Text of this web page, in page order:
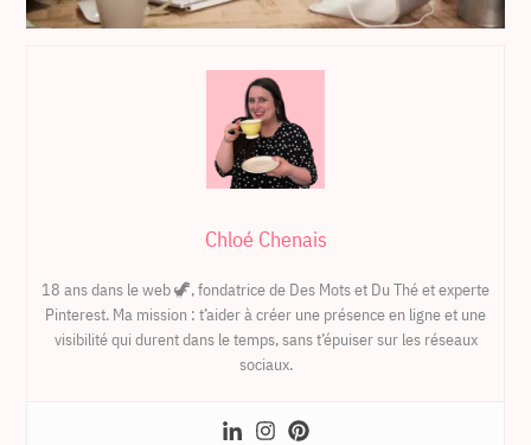
Chloé Chenais
18 ans dans le web 🦖, fondatrice de Des Mots et Du Thé et experte
Pinterest. Ma mission : t’aider à créer une présence en ligne et une
visibilité qui durent dans le temps, sans t’épuiser sur les réseaux
sociaux.